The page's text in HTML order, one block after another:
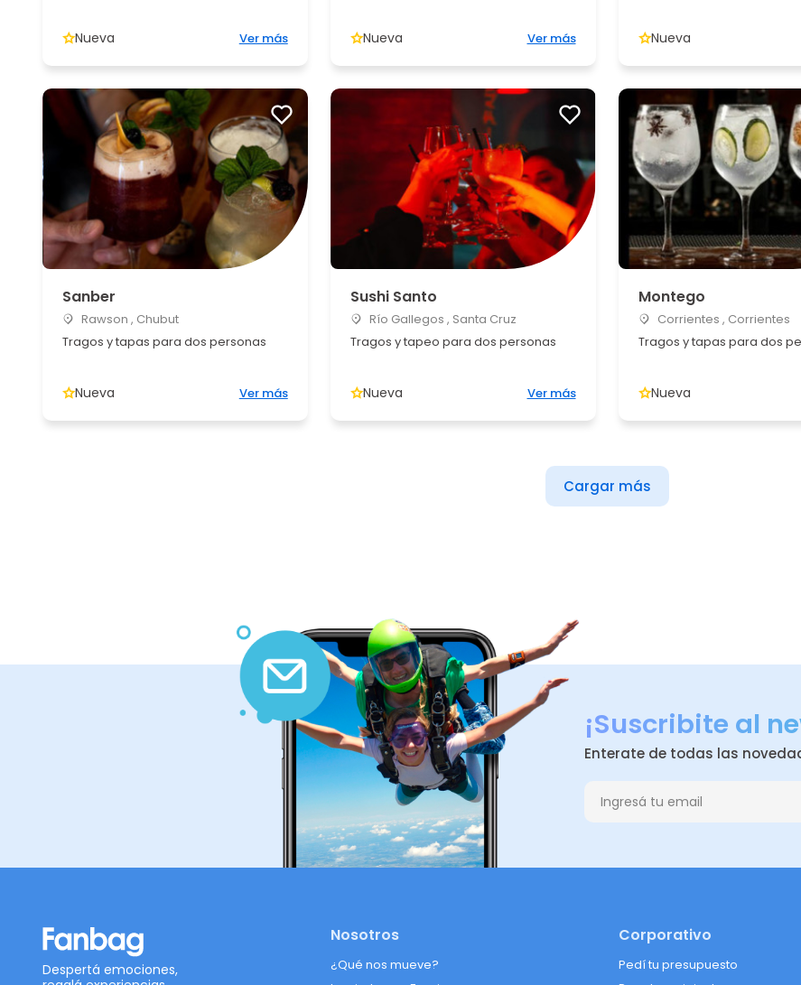
Nueva Ver más Nueva Ver más Nueva
Sanber
Rawson , Chubut
Tragos y tapas para dos personas
Nueva Ver más
Sushi Santo
Río Gallegos , Santa Cruz
Tragos y tapeo para dos personas
Nueva Ver más
Montego
Corrientes , Corrientes
Tragos y tapas para dos
Nueva
Cargar más
¡Suscribite al
Enterate de todas las
Despertá emociones,
Nosotros
¿Qué nos mueve?
Corporativo
Pedí tu presupuesto